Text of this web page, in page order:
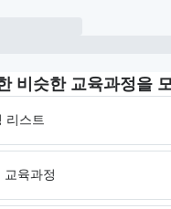
비슷한 교육과정을
리스트
교육과정